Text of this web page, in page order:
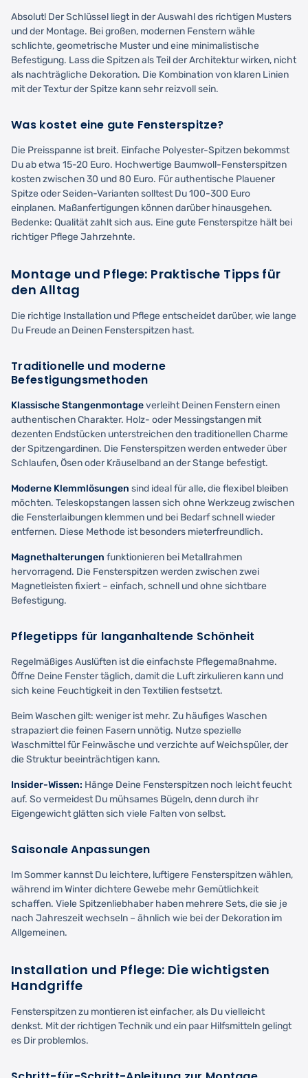
Absolut! Der Schlüssel liegt in der Auswahl des richtigen Musters
und der Montage. Bei großen, modernen Fenstern wähle
schlichte, geometrische Muster und eine minimalistische
Befestigung. Lass die Spitzen als Teil der Architektur wirken, nicht
als nachträgliche Dekoration. Die Kombination von klaren Linien
mit der Textur der Spitze kann sehr reizvoll sein.
Was kostet eine gute Fensterspitze?
Die Preisspanne ist breit. Einfache Polyester-Spitzen bekommst
Du ab etwa 15-20 Euro. Hochwertige Baumwoll-Fensterspitzen
kosten zwischen 30 und 80 Euro. Für authentische Plauener
Spitze oder Seiden-Varianten solltest Du 100-300 Euro
einplanen. Maßanfertigungen können darüber hinausgehen.
Bedenke: Qualität zahlt sich aus. Eine gute Fensterspitze hält bei
richtiger Pflege Jahrzehnte.
Montage und Pflege: Praktische Tipps für
den Alltag
Die richtige Installation und Pflege entscheidet darüber, wie lange
Du Freude an Deinen Fensterspitzen hast.
Traditionelle und moderne
Befestigungsmethoden
Klassische Stangenmontageverleiht Deinen Fenstern einen
authentischen Charakter. Holz- oder Messingstangen mit
dezenten Endstücken unterstreichen den traditionellen Charme
der Spitzengardinen. Die Fensterspitzen werden entweder über
Schlaufen, Ösen oder Kräuselband an der Stange befestigt.
Moderne Klemmlösungen sind ideal für alle, die flexibel bleiben
möchten. Teleskopstangen lassen sich ohne Werkzeug zwischen
die Fensterlaibungen klemmen und bei Bedarf schnell wieder
entfernen. Diese Methode ist besonders mieterfreundlich.
Magnethalterungen funktionieren bei Metallrahmen
hervorragend. Die Fensterspitzen werden zwischen zwei
Magnetleisten fixiert – einfach, schnell und ohne sichtbare
Befestigung.
Pflegetipps für langanhaltende Schönheit
Regelmäßiges Auslüften ist die einfachste Pflegemaßnahme.
Öffne Deine Fenster täglich, damit die Luft zirkulieren kann und
sich keine Feuchtigkeit in den Textilien festsetzt.
Beim Waschen gilt: weniger ist mehr. Zu häufiges Waschen
strapaziert die feinen Fasern unnötig. Nutze spezielle
Waschmittel für Feinwäsche und verzichte auf Weichspüler, der
die Struktur beeinträchtigen kann.
Insider-Wissen: Hänge Deine Fensterspitzen noch leicht feucht
auf. So vermeidest Du mühsames Bügeln, denn durch ihr
Eigengewicht glätten sich viele Falten von selbst.
Saisonale Anpassungen
Im Sommer kannst Du leichtere, luftigere Fensterspitzen wählen,
während im Winter dichtere Gewebe mehr Gemütlichkeit
schaffen. Viele Spitzenliebhaber haben mehrere Sets, die sie je
nach Jahreszeit wechseln – ähnlich wie bei der Dekoration im
Allgemeinen.
Installation und Pflege: Die wichtigsten
Handgriffe
Fensterspitzen zu montieren ist einfacher, als Du vielleicht
denkst. Mit der richtigen Technik und ein paar Hilfsmitteln gelingt
es Dir problemlos.